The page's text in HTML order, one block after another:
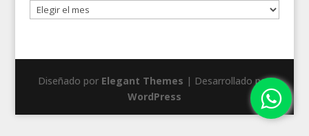
Publicaciones
por
Diseñado por Elegant Themes | Desarrollado por
WordPress